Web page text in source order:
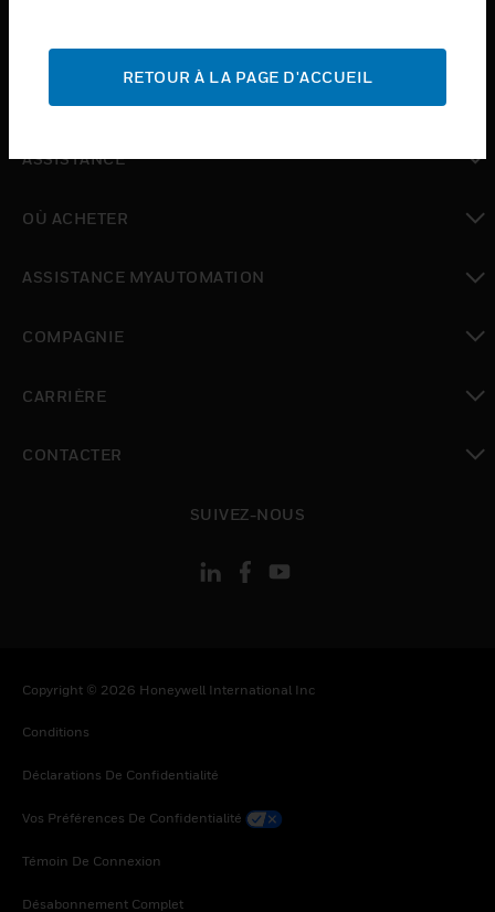
INDUSTRIES
ASSISTANCE
OÙ ACHETER
ASSISTANCE MYAUTOMATION
COMPAGNIE
CARRIÈRE
CONTACTER
SUIVEZ-NOUS
Copyright © 2026 Honeywell International Inc
Conditions
Déclarations De Confidentialité
Vos Préférences De Confidentialité
Témoin De Connexion
Désabonnement Complet
RETOUR À LA PAGE D'ACCUEIL